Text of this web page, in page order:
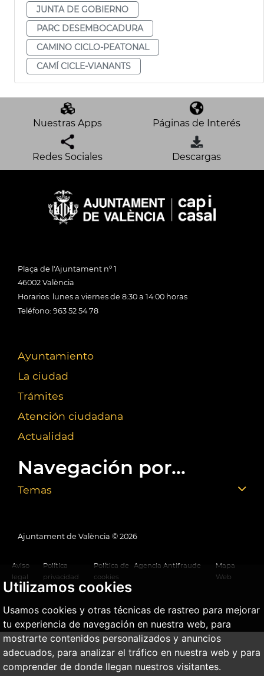
Utilizamos cookies
Usamos cookies y otras técnicas de rastreo para mejorar
tu experiencia de navegación en nuestra web, para
mostrarte contenidos personalizados y anuncios
adecuados, para analizar el tráfico en nuestra web y para
comprender de donde llegan nuestros visitantes.
JUNTA DE GOBIERNO
PARC DESEMBOCADURA
CAMINO CICLO-PEATONAL
CAMÍ CICLE-VIANANTS
Nuestras Apps Páginas de Interés
Redes Sociales Descargas
Plaça de l'Ajuntament nº 1
46002 València
Horarios: lunes a viernes de 8:30 a 14:00 horas
Teléfono: 963 52 54 78
Ayuntamiento
La ciudad
Trámites
Atención ciudadana
Actualidad
Navegación por...
Temas
Ajuntament de València © 2026
Aviso
legal
Política
privacidad
Política de
cookies
Agencia Antifraude
Mapa
Web